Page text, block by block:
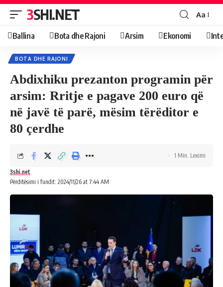
3SHI.NET Aa
Ballina Bota dhe Rajoni Arsim Ekonomi
BOTA DHE RAJONI
Abdixhiku prezanton programin për
arsim: Rritje e pagave 200 euro që
në javë të parë, mësim tërëditor e
80 çerdhe
Përditësimi i fundit: 2024/11/26 at 7:44 AM
3shi.net
1 Min. Leximi